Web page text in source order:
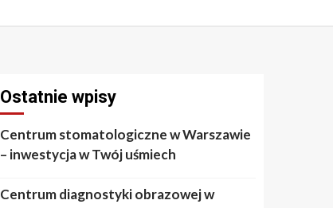
Ostatnie wpisy
Centrum stomatologiczne w Warszawie
– inwestycja w Twój uśmiech
Centrum diagnostyki obrazowej w